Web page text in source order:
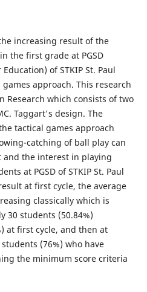
increasing result of the
the first grade at PGSD
of STKIP St. Paul
approach. This research
Research which consists of two
Taggart's design. The
tactical games approach
catching of ball play can
the interest in playing
at PGSD of STKIP St. Paul
at first cycle, the average
classically which is
30 students (50.84%)
at first cycle, and then at
(76%) who have
the minimum score criteria